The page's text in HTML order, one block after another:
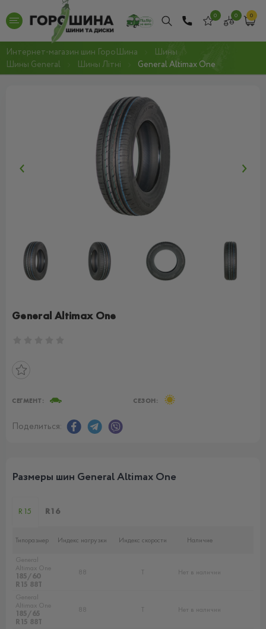
0 0 0
Интернет-магазин шин ГороШина
Шины
Шины General
Шины Літні General Altimax One
General Altimax One
СЕГМЕНТ: СЕЗОН:
Поделиться:
Размеры шин General Altimax One
R15 R16
Типоразмер Индекс нагрузки Индекс скорости Наличие
General
Altimax One
185/60
R15 88T
88 T Нет в наличии
General
Altimax One
185/65
R15 88T
88 T Нет в наличии